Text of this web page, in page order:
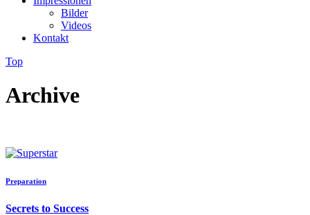
Bilder
Videos
Kontakt
Top
Archive
Preparation
Secrets to Success